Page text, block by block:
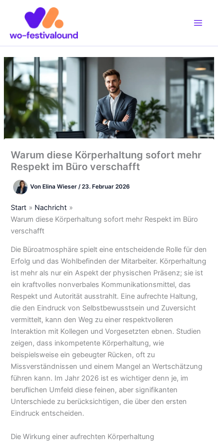
Warum diese Körperhaltung sofort mehr
Respekt im Büro verschafft
Von Elina Wieser/23. Februar 2026
Start
Nachricht
Warum diese Körperhaltung sofort mehr Respekt im Büro
verschafft
Die Büroatmosphäre spielt eine entscheidende Rolle für den
Erfolg und das Wohlbefinden der Mitarbeiter. Körperhaltung
ist mehr als nur ein Aspekt der physischen Präsenz; sie ist
ein kraftvolles nonverbales Kommunikationsmittel, das
Respekt und Autorität ausstrahlt. Eine aufrechte Haltung,
die den Eindruck von Selbstbewusstsein und Zuversicht
vermittelt, kann den Weg zu einer respektvolleren
Interaktion mit Kollegen und Vorgesetzten ebnen. Studien
zeigen, dass inkompetente Körperhaltung, wie
beispielsweise ein gebeugter Rücken, oft zu
Missverständnissen und einem Mangel an Wertschätzung
führen kann. Im Jahr 2026 ist es wichtiger denn je, im
beruflichen Umfeld diese feinen, aber signifikanten
Unterschiede zu berücksichtigen, die über den ersten
Eindruck entscheiden.
Die Wirkung einer aufrechten Körperhaltung